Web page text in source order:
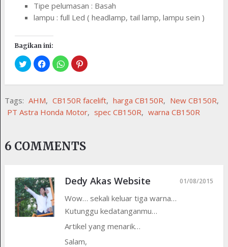
Tipe pelumasan : Basah
lampu : full Led ( headlamp, tail lamp, lampu sein )
Bagikan ini:
Tags: AHM, CB150R facelift, harga CB150R, New CB150R,
PT Astra Honda Motor, spec CB150R, warna CB150R
6 COMMENTS
Dedy Akas Website 01/08/2015
Wow… sekali keluar tiga warna…
Kutunggu kedatanganmu…
Artikel yang menarik…
Salam,